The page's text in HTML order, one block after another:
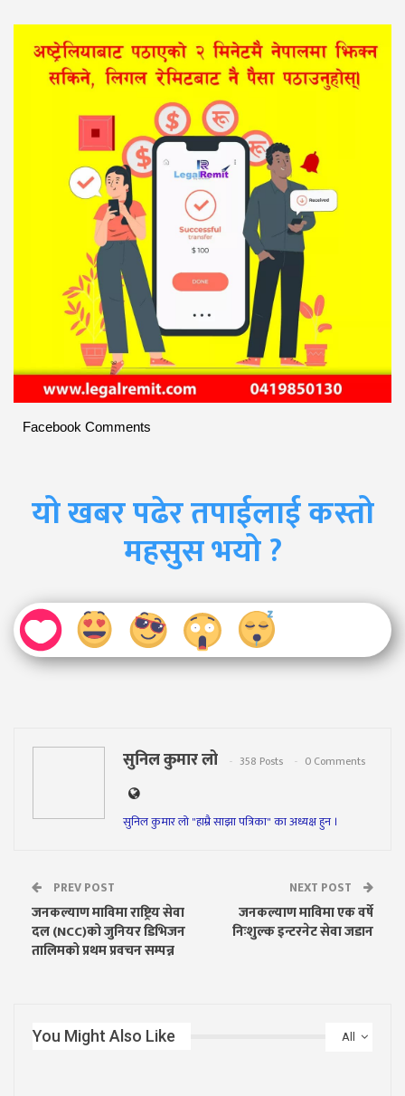
Facebook Comments
यो खबर पढेर तपाईलाई कस्तो
महसुस भयो ?
सुनिल कुमार लो 358 Posts 0 Comments
सुनिल कुमार लो "हाम्रै साझा पत्रिका" का अध्यक्ष हुन ।
PREV POST
जनकल्याण माविमा राष्ट्रिय सेवा
दल (NCC)को जुनियर डिभिजन
तालिमको प्रथम प्रवचन सम्पन्न
NEXT POST
जनकल्याण माविमा एक वर्षे
निःशुल्क इन्टरनेट सेवा जडान
All
You Might Also Like